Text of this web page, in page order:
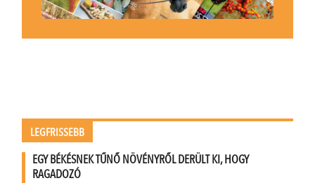
LEGFRISSEBB
EGY BÉKÉSNEK TŰNŐ NÖVÉNYRŐL DERÜLT KI, HOGY
RAGADOZÓ